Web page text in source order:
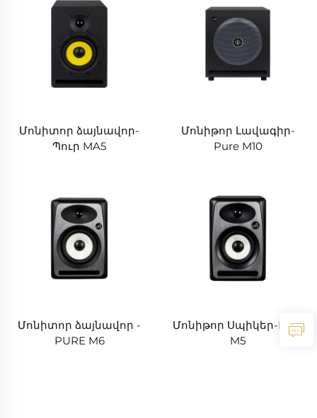
Մոնիտոր ձայնավոր-
Պուր MA5
Մոնիթոր Լավագիր-
Pure M10
Մոնիտոր ձայնավոր -
PURE M6
Մոնիթոր Սպիկեր-Pure
M5